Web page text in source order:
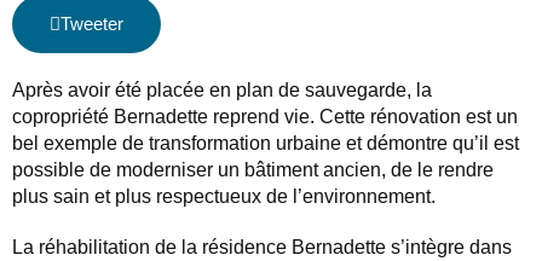
Tweeter
Après avoir été placée en plan de sauvegarde, la
copropriété Bernadette reprend vie. Cette rénovation est un
bel exemple de transformation urbaine et démontre qu’il est
possible de moderniser un bâtiment ancien, de le rendre
plus sain et plus respectueux de l’environnement.
La réhabilitation de la résidence Bernadette s’intègre dans